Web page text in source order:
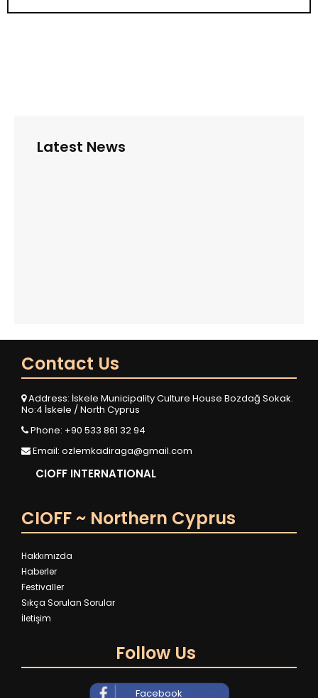
Latest News
Contact Us
Address: İskele Municipality Culture House Bozdağ Sokak.
No:4 İskele / North Cyprus
Phone: +90 533 861 32 94
Email: ozlemkadiraga@gmail.com
CIOFF INTERNATIONAL
CIOFF ~ Northern Cyprus
Hakkımızda
Haberler
Festivaller
Sıkça Sorulan Sorular
İletişim
Follow Us
Facebook